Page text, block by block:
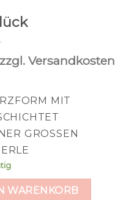
Versandkosten
MIT
GROSSEN
WARENKORB